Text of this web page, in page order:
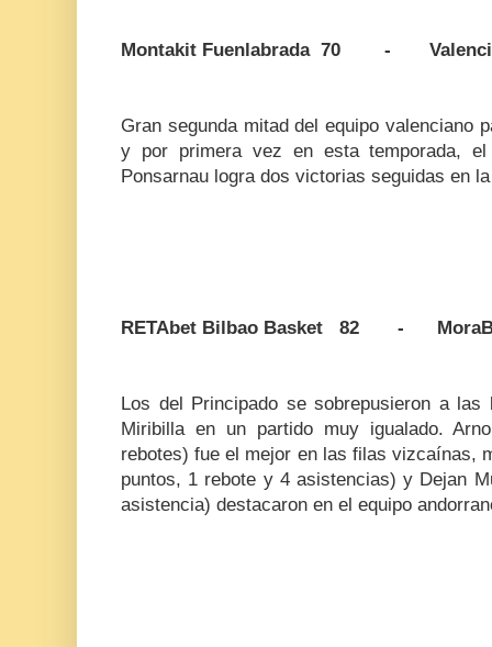
Montakit Fuenlabrada 70 -
Gran segunda mitad del equipo valenciano
y por primera vez en esta temporada, el
Ponsarnau logra dos victorias seguidas en
RETAbet Bilbao Basket 82 -
Los del Principado se sobrepusieron a
Miribilla en un partido muy igualado.
rebotes) fue el mejor en las filas vizcaínas,
puntos, 1 rebote y 4 asistencias) y Dejan
asistencia) destacaron en el equipo